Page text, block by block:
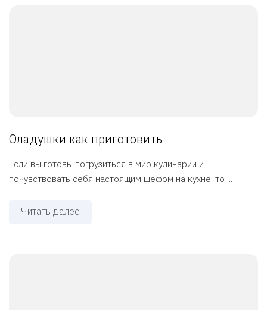
Оладушки как приготовить
Если вы готовы погрузиться в мир кулинарии и
почувствовать себя настоящим шефом на кухне, то ...
Читать далее